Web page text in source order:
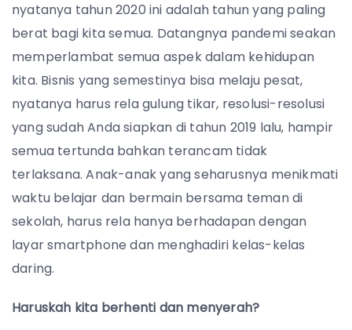
nyatanya tahun 2020 ini adalah tahun yang paling
berat bagi kita semua. Datangnya pandemi seakan
memperlambat semua aspek dalam kehidupan
kita. Bisnis yang semestinya bisa melaju pesat,
nyatanya harus rela gulung tikar, resolusi-resolusi
yang sudah Anda siapkan di tahun 2019 lalu, hampir
semua tertunda bahkan terancam tidak
terlaksana. Anak-anak yang seharusnya menikmati
waktu belajar dan bermain bersama teman di
sekolah, harus rela hanya berhadapan dengan
layar smartphone dan menghadiri kelas-kelas
daring.
Haruskah kita berhenti dan menyerah?